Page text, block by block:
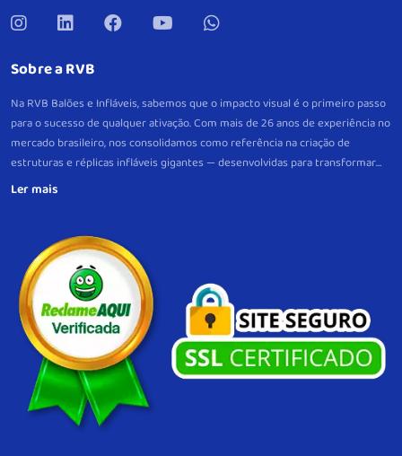
Sobre a RVB
Na RVB Balões e Infláveis, sabemos que o impacto visual é o primeiro passo
para o sucesso de qualquer ativação. Com mais de 26 anos de experiência no
mercado brasileiro, nos consolidamos como referência na criação de
estruturas e réplicas infláveis gigantes — desenvolvidas para transformar
eventos e pontos de venda em verdadeiros pontos de atração.
marca. Com produção própria, controle total de qualidade e um padrão
consistente de excelência em cada etapa, garantimos fidelidade visual,
resistência e alto desempenho em cada entrega, com suporte próximo
também no pós-venda.Do briefing à instalação, atuamos com precisão
técnica e visão de resultado. Nosso compromisso é simples: impulsionar sua
marca com infláveis, gerando impacto e reconhecimento.